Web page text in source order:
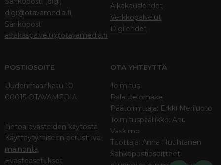
digi@otavamedia.fi
Sähköposti
asiakaspalvelu@otavamedia.fi
Aikakauslehdet
Verkkopalvelut
Digilehdet
POSTIOSOITE
Uudenmaankatu 10
00015 OTAVAMEDIA
Tietoa evästeiden käytöstä
Käyttäytymiseen perustuva
mainonta
Evästeasetukset
OTA YHTEYTTÄ
Toimitus
Palautelomake
Päätoimittaja: Erkki Meriluoto
Toimituspäällikkö: Anu
Vaskimo
Tuottaja: Anna Huuhtanen
Sähköpostiosoitteet: